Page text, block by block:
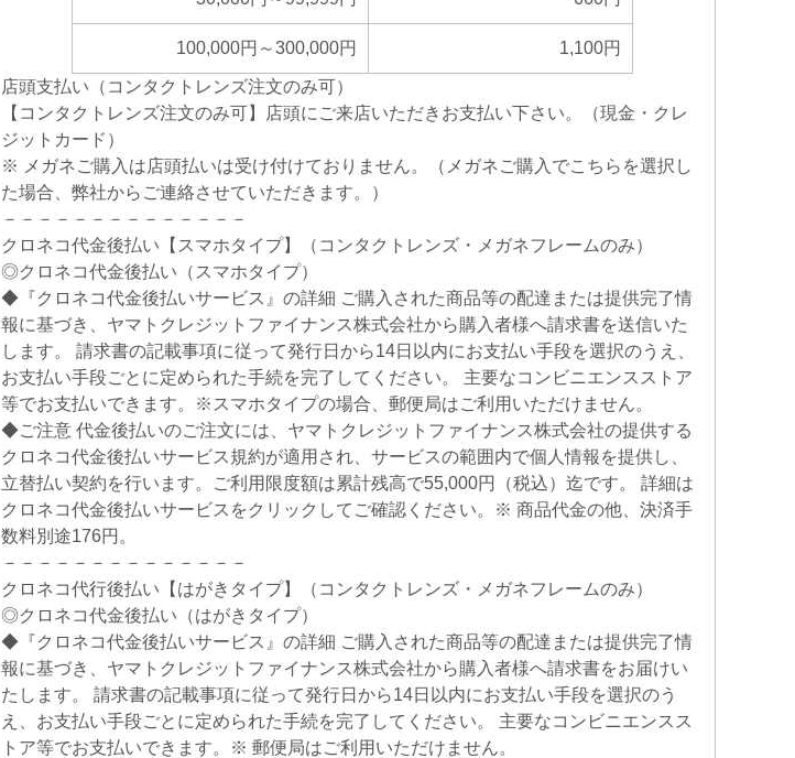
100,000円～300,000円 1,100円
店頭支払い（コンタクトレンズ注文のみ可）
【コンタクトレンズ注文のみ可】店頭にご来店いただきお支払い下さい。（現金・クレ
ジットカード）
※ メガネご購入は店頭払いは受け付けておりません。（メガネご購入でこちらを選択し
た場合、弊社からご連絡させていただきます。）
－－－－－－－－－－－－－－
クロネコ代金後払い【スマホタイプ】（コンタクトレンズ・メガネフレームのみ）
◎クロネコ代金後払い（スマホタイプ）
◆『クロネコ代金後払いサービス』の詳細 ご購入された商品等の配達または提供完了情
報に基づき、ヤマトクレジットファイナンス株式会社から購入者様へ請求書を送信いた
します。 請求書の記載事項に従って発行日から14日以内にお支払い手段を選択のうえ、
お支払い手段ごとに定められた手続を完了してください。 主要なコンビニエンスストア
等でお支払いできます。※スマホタイプの場合、郵便局はご利用いただけません。
◆ご注意 代金後払いのご注文には、ヤマトクレジットファイナンス株式会社の提供する
クロネコ代金後払いサービス規約が適用され、サービスの範囲内で個人情報を提供し、
立替払い契約を行います。ご利用限度額は累計残高で55,000円（税込）迄です。 詳細は
クロネコ代金後払いサービスをクリックしてご確認ください。※ 商品代金の他、決済手
数料別途176円。
－－－－－－－－－－－－－－
クロネコ代行後払い【はがきタイプ】（コンタクトレンズ・メガネフレームのみ）
◎クロネコ代金後払い（はがきタイプ）
◆『クロネコ代金後払いサービス』の詳細 ご購入された商品等の配達または提供完了情
報に基づき、ヤマトクレジットファイナンス株式会社から購入者様へ請求書をお届けい
たします。 請求書の記載事項に従って発行日から14日以内にお支払い手段を選択のう
え、お支払い手段ごとに定められた手続を完了してください。 主要なコンビニエンスス
トア等でお支払いできます。※ 郵便局はご利用いただけません。